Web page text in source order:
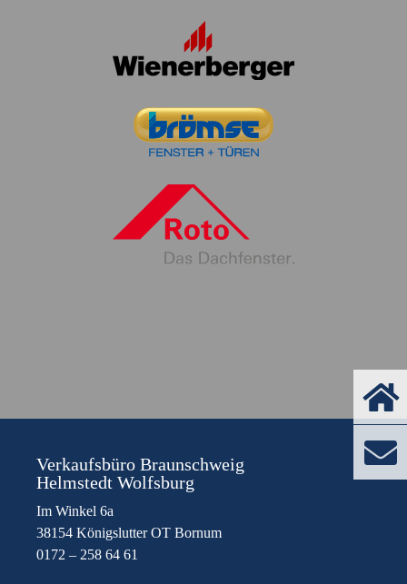
Verkaufsbüro Braunschweig
Helmstedt Wolfsburg
Im Winkel 6a
38154 Königslutter OT Bornum
0172 – 258 64 61